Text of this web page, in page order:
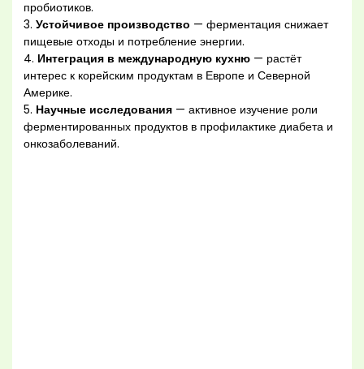
пробиотиков.
3.Устойчивое производство — ферментация снижает
пищевые отходы и потребление энергии.
4. Интеграция в международную кухню — растёт
интерес к корейским продуктам в Европе и Северной
Америке.
5. Научные исследования — активное изучение роли
ферментированных продуктов в профилактике диабета и
онкозаболеваний.